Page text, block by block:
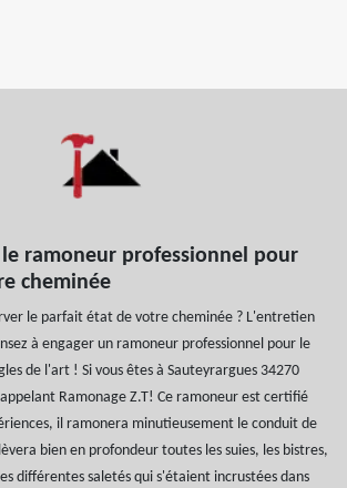
le ramoneur professionnel pour
cheminée
le parfait état de votre cheminée ? L'entretien
à engager un ramoneur professionnel pour le
de l'art ! Si vous êtes à Sauteyrargues 34270
Ramonage Z.T! Ce ramoneur est certifié
il ramonera minutieusement le conduit de
bien en profondeur toutes les suies, les bistres,
différentes saletés qui s'étaient incrustées dans